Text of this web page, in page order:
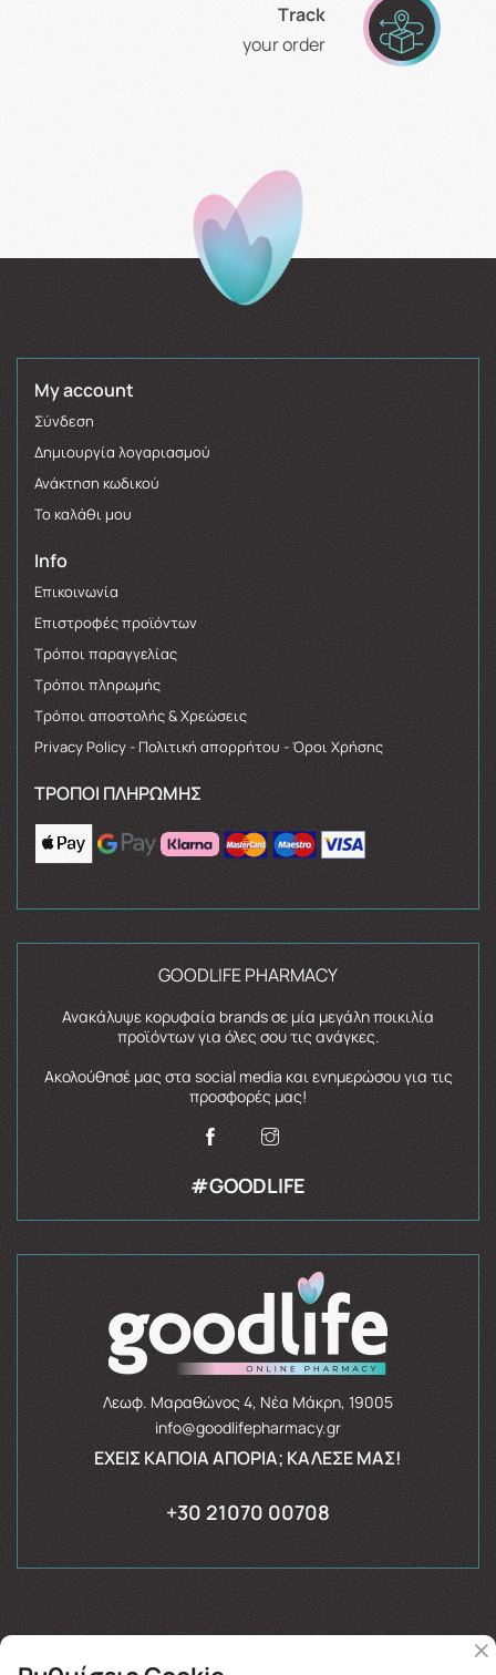
Τrack
your order
My account
Σύνδεση
Δημιουργία λογαριασμού
Ανάκτηση κωδικού
Το καλάθι μου
Info
Επικοινωνία
Επιστροφές προϊόντων
Τρόποι παραγγελίας
Τρόποι πληρωμής
Τρόποι αποστολής & Χρεώσεις
Privacy Policy - Πολιτική απορρήτου - Όροι Χρήσης
ΤΡΌΠΟΙ ΠΛΗΡΩΜΉΣ
GOODLIFE PHARMACY
Ανακάλυψε κορυφαία brands σε μία μεγάλη ποικιλία
προϊόντων για όλες σου τις ανάγκες.
Ακολούθησέ μας στα social media και ενημερώσου για τις
προσφορές μας!
#GOODLIFE
Λεωφ. Μαραθώνος 4, Νέα Μάκρη, 19005
info@goodlifepharmacy.gr
ΈΧΕΙΣ ΚΆΠΟΙΑ ΑΠΟΡΊΑ; ΚΆΛΕΣΈ ΜΑΣ!
+30 21070 00708